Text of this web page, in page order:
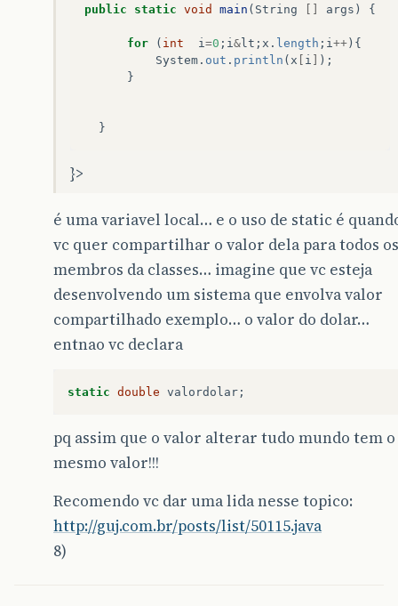
public static void main ( String [] args ) {
for ( int i =0 ; i &lt ; x . length ; i ++){
System . out . println ( x [ i ] );
}
}
}>
é uma variavel local… e o uso de static é
vc quer compartilhar o valor dela para todos os
membros da classes… imagine que vc esteja
desenvolvendo um sistema que envolva valor
compartilhado exemplo… o valor do dolar…
entnao vc declara
static double valordolar ;
pq assim que o valor alterar tudo mundo tem o
mesmo valor!!!
Recomendo vc dar uma lida nesse topico:
http://guj.com.br/posts/list/50115.java
8)